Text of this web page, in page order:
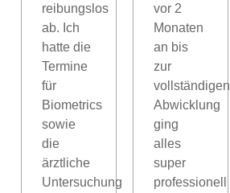
reibungslos
ab. Ich
hatte die
Termine
für
Biometrics
sowie
die
ärztliche
Untersuchung
vor 2
Monaten
an bis
zur
vollständigen
Abwicklung
ging
alles
super
professionell